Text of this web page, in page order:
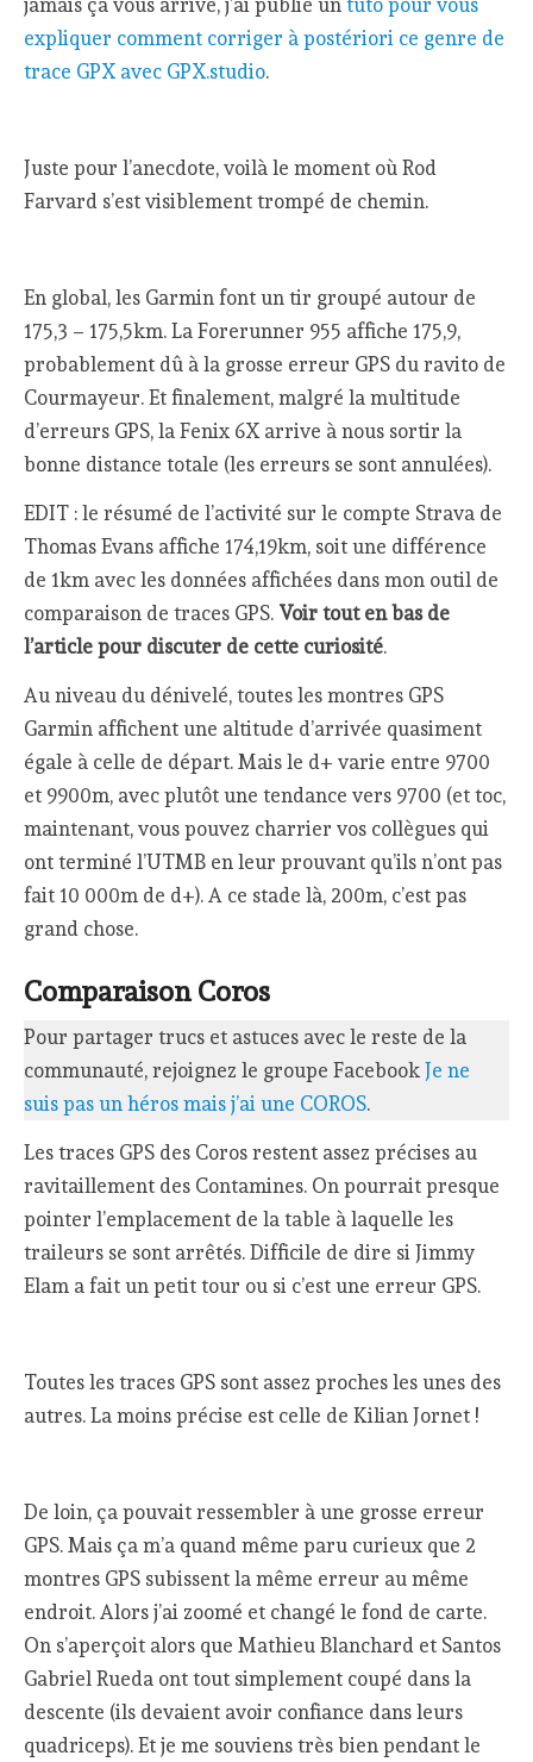
jamais ça vous arrive, j’ai publié untuto pour vous
expliquer comment corriger à postériori ce genre de
trace GPX avec GPX.studio.
Juste pour l’anecdote, voilà le moment où Rod
Farvard s’est visiblement trompé de chemin.
En global, les Garmin font un tir groupé autour de
175,3 – 175,5km. La Forerunner 955 affiche 175,9,
probablement dû à la grosse erreur GPS du ravito de
Courmayeur. Et finalement, malgré la multitude
d’erreurs GPS, la Fenix 6X arrive à nous sortir la
bonne distance totale (les erreurs se sont annulées).
EDIT : le résumé de l’activité sur le compte Strava de
Thomas Evans affiche 174,19km, soit une différence
de 1km avec les données affichées dans mon outil de
comparaison de traces GPS. Voir tout en bas de
l’article pour discuter de cette curiosité.
Au niveau du dénivelé, toutes les montres GPS
Garmin affichent une altitude d’arrivée quasiment
égale à celle de départ. Mais le d+ varie entre 9700
et 9900m, avec plutôt une tendance vers 9700 (et toc,
maintenant, vous pouvez charrier vos collègues qui
ont terminé l’UTMB en leur prouvant qu’ils n’ont pas
fait 10 000m de d+). A ce stade là, 200m, c’est pas
grand chose.
Comparaison Coros
Pour partager trucs et astuces avec le reste de la
communauté, rejoignez le groupe FacebookJe ne
suis pas un héros mais j’ai une COROS.
Les traces GPS des Coros restent assez précises au
ravitaillement des Contamines. On pourrait presque
pointer l’emplacement de la table à laquelle les
traileurs se sont arrêtés. Difficile de dire si Jimmy
Elam a fait un petit tour ou si c’est une erreur GPS.
Toutes les traces GPS sont assez proches les unes des
autres. La moins précise est celle de Kilian Jornet !
De loin, ça pouvait ressembler à une grosse erreur
GPS. Mais ça m’a quand même paru curieux que 2
montres GPS subissent la même erreur au même
endroit. Alors j’ai zoomé et changé le fond de carte.
On s’aperçoit alors que Mathieu Blanchard et Santos
Gabriel Rueda ont tout simplement coupé dans la
descente (ils devaient avoir confiance dans leurs
quadriceps). Et je me souviens très bien pendant le